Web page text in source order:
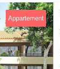
Appartement